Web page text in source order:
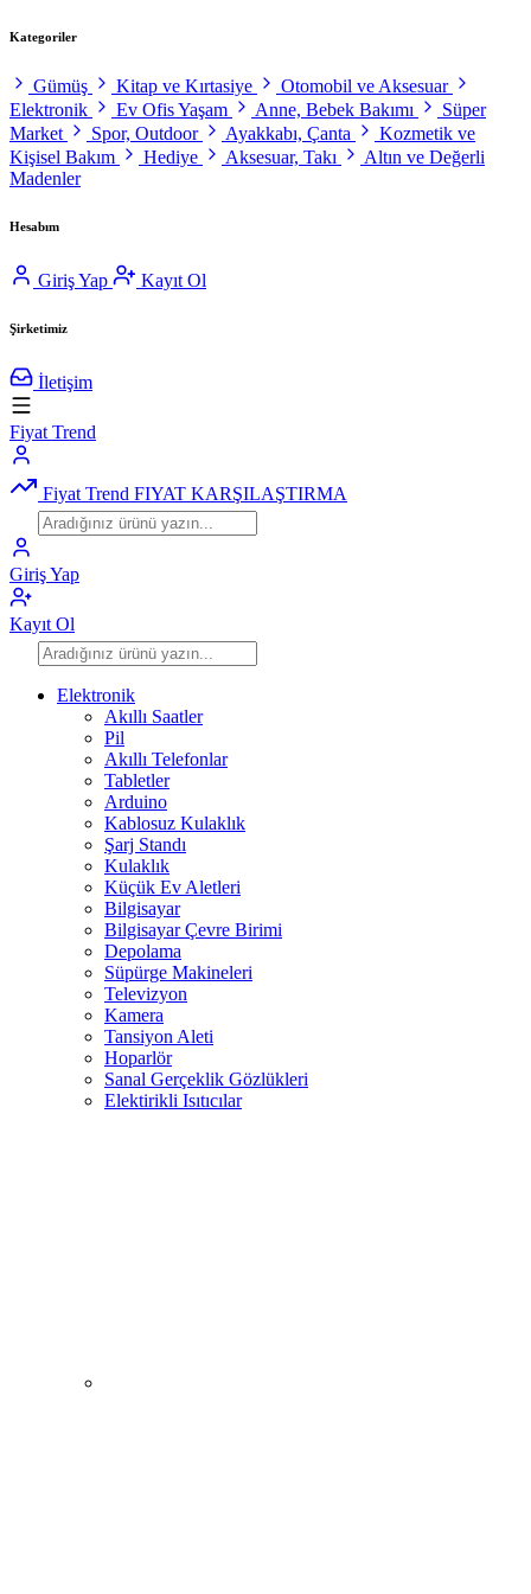
Kategoriler
Gümüş Kitap ve Kırtasiye
Otomobil ve Aksesuar
Elektronik
Ev Ofis Yaşam Anne, Bebek Bakımı
Süper
Market
Spor, Outdoor Ayakkabı, Çanta
Kozmetik ve
Kişisel Bakım
Hediye Aksesuar, Takı
Altın ve Değerli
Madenler
Hesabım
Giriş Yap Kayıt Ol
Şirketimiz
İletişim
Fiyat Trend
Fiyat Trend FIYAT KARŞILAŞTIRMA
Giriş Yap
Kayıt Ol
Elektronik
Akıllı Saatler
Pil
Akıllı Telefonlar
Tabletler
Arduino
Kablosuz Kulaklık
Şarj Standı
Kulaklık
Küçük Ev Aletleri
Bilgisayar
Bilgisayar Çevre Birimi
Depolama
Süpürge Makineleri
Televizyon
Kamera
Tansiyon Aleti
Hoparlör
Sanal Gerçeklik Gözlükleri
Elektirikli Isıtıcılar